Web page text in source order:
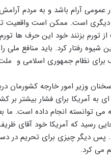
عمومی آرام باشد و به مردم
است. ممکن است واقعیت
از تورم بزنند خود این حرف ها
شیوه رفتار کرد. باید منافع
برای نظام جمهوری اسلامی و
به آمریکا برای فشار بیشتر بر
توانسته انجام داده است. ما
رسید که آمریکا خود آقای
پس دیگر چیزی برای تحریم در
می کرد.